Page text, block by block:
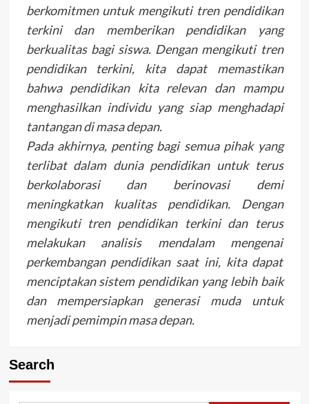
berkomitmen untuk mengikuti tren pendidikan
terkini dan memberikan pendidikan yang
berkualitas bagi siswa. Dengan mengikuti tren
pendidikan terkini, kita dapat memastikan
bahwa pendidikan kita relevan dan mampu
menghasilkan individu yang siap menghadapi
tantangan di masa depan.
Pada akhirnya, penting bagi semua pihak yang
terlibat dalam dunia pendidikan untuk terus
berkolaborasi dan berinovasi demi
meningkatkan kualitas pendidikan. Dengan
mengikuti tren pendidikan terkini dan terus
melakukan analisis mendalam mengenai
perkembangan pendidikan saat ini, kita dapat
menciptakan sistem pendidikan yang lebih baik
dan mempersiapkan generasi muda untuk
menjadi pemimpin masa depan.
Search